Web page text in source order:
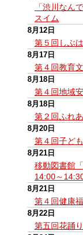
「渋川なん
スイム
8月12日
第５回しぶ
8月17日
第４回教育
8月18日
第４回地域
8月18日
第２回ふれ
8月20日
第４回子ど
8月21日
移動図書館
14:00～
8月21日
第４回健康
8月22日
第五回花踊